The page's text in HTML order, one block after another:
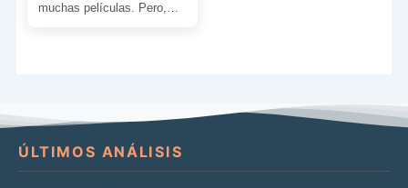
muchas películas. Pero,
ÚLTIMOS ANÁLISIS